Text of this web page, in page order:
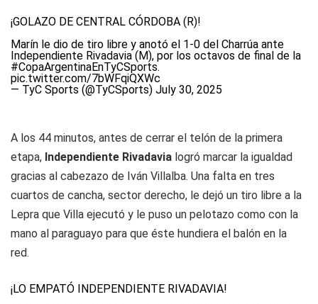
¡GOLAZO DE CENTRAL CÓRDOBA (R)!
Marín le dio de tiro libre y anotó el 1-0 del Charrúa ante
Independiente Rivadavia (M), por los octavos de final de la
#CopaArgentinaEnTyCSports.
pic.twitter.com/7bWFqiQXWc
— TyC Sports (@TyCSports) July 30, 2025
A los 44 minutos, antes de cerrar el telón de la primera
etapa, Independiente Rivadavia logró marcar la igualdad
gracias al cabezazo de Iván Villalba. Una falta en tres
cuartos de cancha, sector derecho, le dejó un tiro libre a la
Lepra que Villa ejecutó y le puso un pelotazo como con la
mano al paraguayo para que éste hundiera el balón en la
red.
¡LO EMPATÓ INDEPENDIENTE RIVADAVIA!